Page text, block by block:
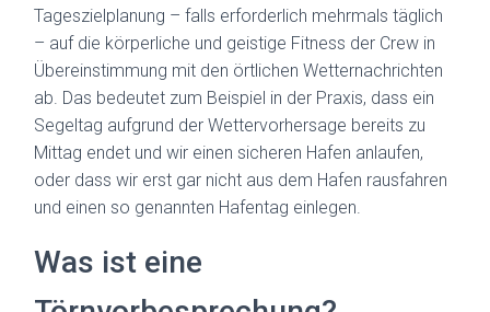
Tageszielplanung – falls erforderlich mehrmals täglich
– auf die körperliche und geistige Fitness der Crew in
Übereinstimmung mit den örtlichen Wetternachrichten
ab. Das bedeutet zum Beispiel in der Praxis, dass ein
Segeltag aufgrund der Wettervorhersage bereits zu
Mittag endet und wir einen sicheren Hafen anlaufen,
oder dass wir erst gar nicht aus dem Hafen rausfahren
und einen so genannten Hafentag einlegen.
Was ist eine